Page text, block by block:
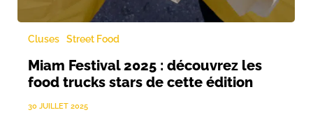
Cluses Street Food
Miam Festival 2025 : découvrez les
food trucks stars de cette édition
30 JUILLET 2025